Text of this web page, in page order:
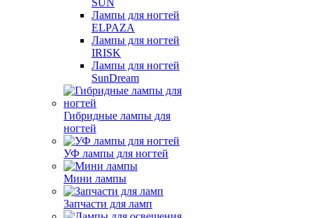
SUN
Лампы для ногтей
ELPAZA
Лампы для ногтей
IRISK
Лампы для ногтей
SunDream
Гибридные лампы для
ногтей
УФ лампы для ногтей
Мини лампы
Запчасти для ламп